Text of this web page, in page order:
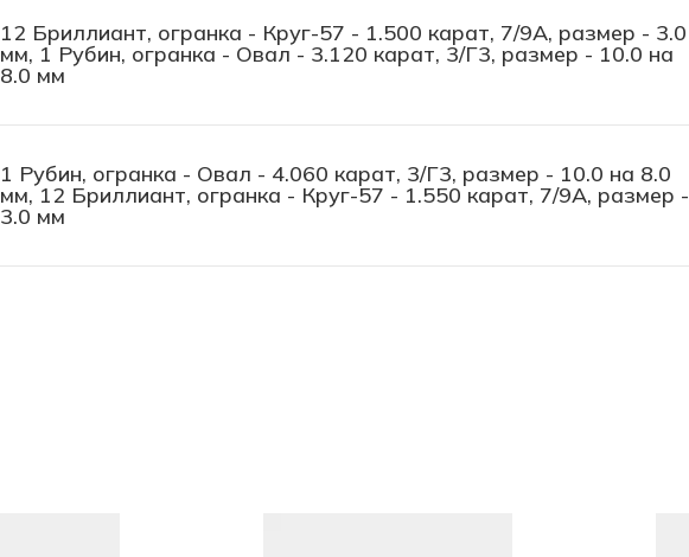
12 Бриллиант, огранка - Круг-57 - 1.500 карат, 7/9А, размер - 3.0
мм, 1 Рубин, огранка - Овал - 3.120 карат, 3/Г3, размер - 10.0 на
8.0 мм
1 Рубин, огранка - Овал - 4.060 карат, 3/Г3, размер - 10.0 на 8.0
мм, 12 Бриллиант, огранка - Круг-57 - 1.550 карат, 7/9А, размер -
3.0 мм